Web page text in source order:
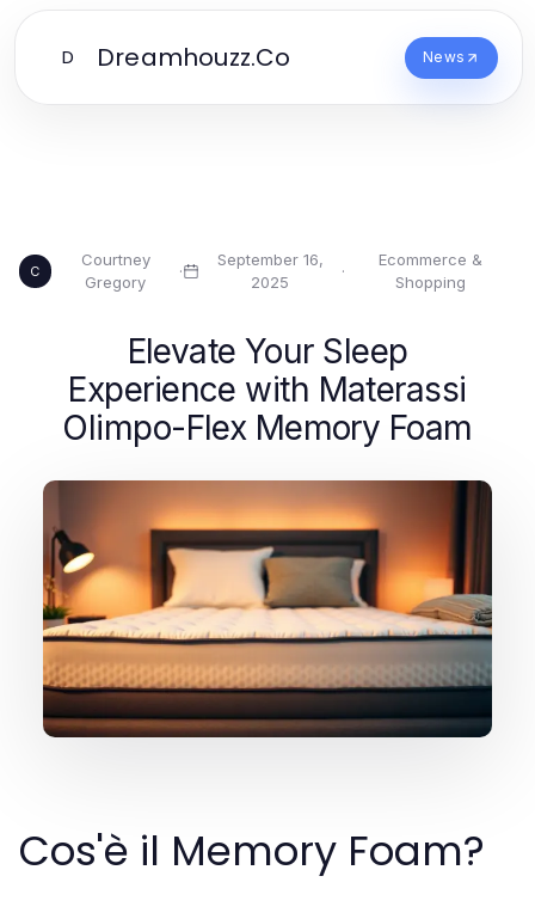
D Dreamhouzz.Co News
C
Courtney
Gregory
·
September 16,
2025
·
Ecommerce &
Shopping
Elevate Your Sleep
Experience with Materassi
Olimpo-Flex Memory Foam
Cos'è il Memory Foam?